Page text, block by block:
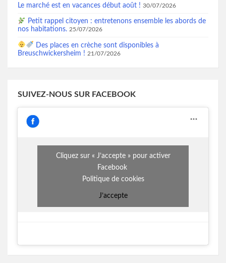
Le marché est en vacances début août ! 30/07/2026
Petit rappel citoyen : entretenons ensemble les abords de
nos habitations. 25/07/2026
Des places en crèche sont disponibles à
Breuschwickersheim ! 21/07/2026
SUIVEZ-NOUS SUR FACEBOOK
Cliquez sur « J’accepte » pour activer
Facebook
Politique de cookies
J’accepte